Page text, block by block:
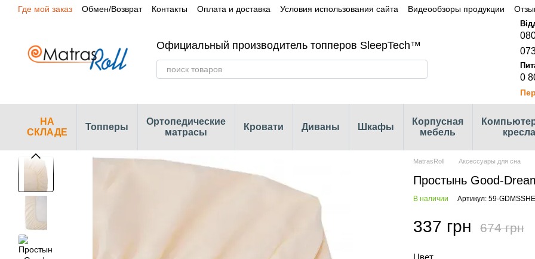
Перейти к основному контенту
Где мой заказ Обмен/Возврат Контакты Оплата и доставка Условия использования сайта Видеообзоры продукции
Официальный производитель топперов SleepTech™
0
НА
СКЛАДЕ
Топперы
Ортопедические
матрасы
Кровати Диваны Шкафы
Корпусная
мебель
кресла
MatrasRoll Аксессуары для сна
Простынь Good-
В наличии Артикул: 59-
337 грн 674 грн
Цвет